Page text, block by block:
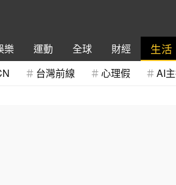
樂 運動 全球 財經 生活
台灣前線 心理假 AI